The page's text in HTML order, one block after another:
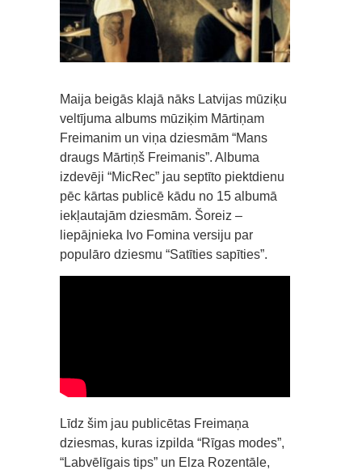
Maija beigās klajā nāks Latvijas mūziķu
veltījuma albums mūziķim Mārtiņam
Freimanim un viņa dziesmām “Mans
draugs Mārtiņš Freimanis”. Albuma
izdevēji “MicRec” jau septīto piektdienu
pēc kārtas publicē kādu no 15 albumā
iekļautajām dziesmām. Šoreiz –
liepājnieka Ivo Fomina versiju par
populāro dziesmu “Satīties sapīties”.
Līdz šim jau publicētas Freimaņa
dziesmas, kuras izpilda “Rīgas modes”,
“Labvēlīgais tips” un Elza Rozentāle,